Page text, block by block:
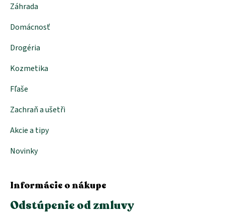
Záhrada
Domácnosť
Drogéria
Kozmetika
Fľaše
Zachraň a ušetři
Akcie a tipy
Novinky
Informácie o nákupe
Odstúpenie od zmluvy